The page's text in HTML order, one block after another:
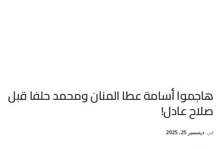
هاجموا أسامة عطا المنان ومحمد حلفا قبل
صلاح عادل!
في ديسمبر 25, 2025